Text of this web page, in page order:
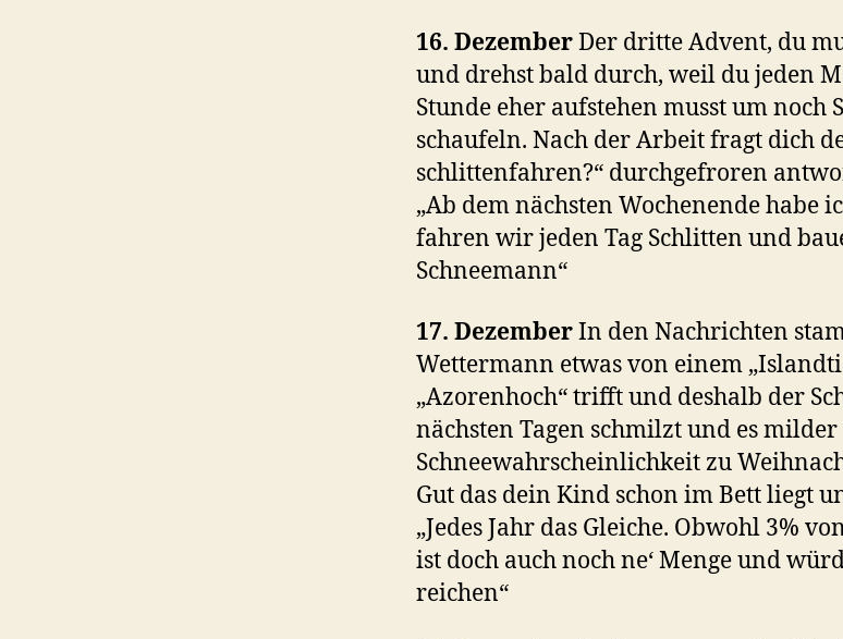
16. DezemberDer dritte Advent, du
und drehst bald durch, weil du jeden
Stunde eher aufstehen musst um noch
schaufeln. Nach der Arbeit fragt dich
schlittenfahren?“ durchgefroren
„Ab dem nächsten Wochenende habe
fahren wir jeden Tag Schlitten und
Schneemann“
17. DezemberIn den Nachrichten
Wettermann etwas von einem
„Azorenhoch“ trifft und deshalb der
nächsten Tagen schmilzt und es
Schneewahrscheinlichkeit zu
Gut das dein Kind schon im Bett liegt
„Jedes Jahr das Gleiche. Obwohl 3%
ist doch auch noch ne‘ Menge und
reichen“